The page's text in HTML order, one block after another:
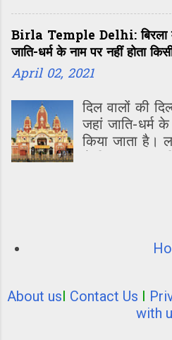
सत्र के समय
सनद के सदस्य
Birla Temple Delhi: बिरला
जाति-धर्म के नाम पर नहीं होता
April 02, 2021
दिल वालों की
जहां जाति-धर्म
किया जाता है।
बिरला मंदिर
About usI Contact Us I
with